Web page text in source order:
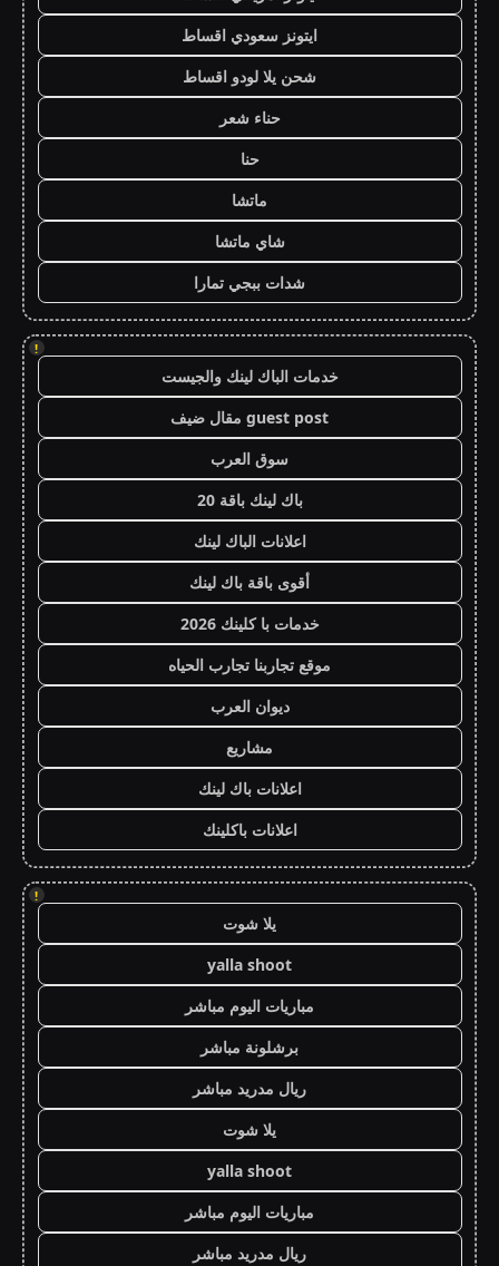
ايتونز سعودي اقساط
شحن يلا لودو اقساط
حناء شعر
حنا
ماتشا
شاي ماتشا
شدات ببجي تمارا
!
خدمات الباك لينك والجيست
guest post مقال ضيف
سوق العرب
باك لينك باقة 20
اعلانات الباك لينك
أقوى باقة باك لينك
خدمات با كلينك 2026
موقع تجاربنا تجارب الحياه
ديوان العرب
مشاريع
اعلانات باك لينك
اعلانات باكلينك
!
يلا شوت
yalla shoot
مباريات اليوم مباشر
برشلونة مباشر
ريال مدريد مباشر
يلا شوت
yalla shoot
مباريات اليوم مباشر
ريال مدريد مباشر